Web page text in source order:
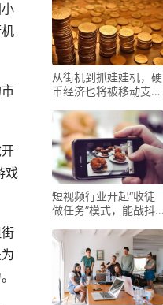
戏
从街机到抓娃娃机，硬
币经济也将被移动支付
短视频行业开起“收徒
做任务”模式，能战抖